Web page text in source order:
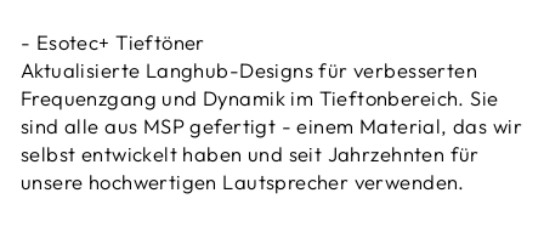
- Esotec+ Tieftöner
Aktualisierte Langhub-Designs für verbesserten
Frequenzgang und Dynamik im Tieftonbereich. Sie
sind alle aus MSP gefertigt - einem Material, das wir
selbst entwickelt haben und seit Jahrzehnten für
unsere hochwertigen Lautsprecher verwenden.